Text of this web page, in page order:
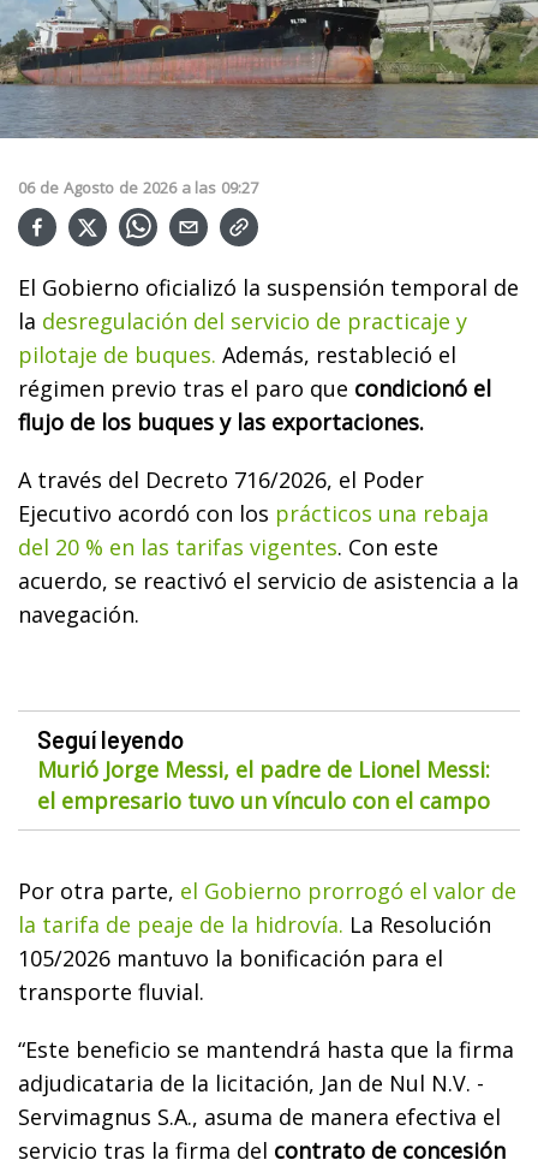
06 de Agosto de 2026 a las 09:27
El Gobierno oficializó la suspensión temporal de
la desregulación del servicio de practicaje y
pilotaje de buques. Además, restableció el
régimen previo tras el paro que condicionó el
flujo de los buques y las exportaciones.
A través del Decreto 716/2026, el Poder
Ejecutivo acordó con los prácticos una rebaja
del 20 % en las tarifas vigentes. Con este
acuerdo, se reactivó el servicio de asistencia a la
navegación.
Seguí leyendo
Murió Jorge Messi, el padre de Lionel Messi:
el empresario tuvo un vínculo con el campo
Por otra parte, el Gobierno prorrogó el valor de
la tarifa de peaje de la hidrovía. La Resolución
105/2026 mantuvo la bonificación para el
transporte fluvial.
“Este beneficio se mantendrá hasta que la firma
adjudicataria de la licitación, Jan de Nul N.V. -
Servimagnus S.A., asuma de manera efectiva el
servicio tras la firma del contrato de concesión